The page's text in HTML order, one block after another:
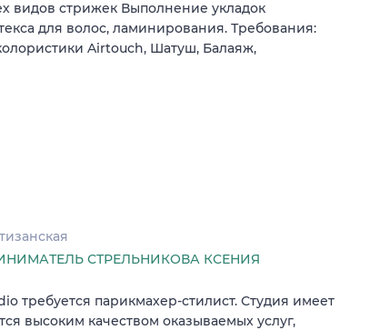
видов стрижек Выполнение укладок
для волос, ламинирования. Требования:
Airtouch, Шатуш, Балаяж,
СТРЕЛЬНИКОВА КСЕНИЯ
требуется парикмахер-стилист. Студия имеет
выcoким кaчеcтвом оказываемых услуг,